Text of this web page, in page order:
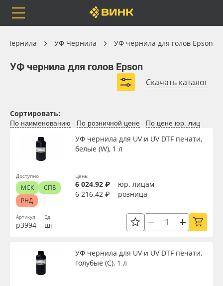
Orafol
Бренды
Доставка
Оплата
Сервис
Инструкции
Рулонные материалы
Самоклеящиеся плёнки
Листовые материалы
Чернила
Клей, скотчи и крепёж
Мобильные конструкции и POS-материалы
Чернила УФ Чернила УФ чернила для голов Epson
УФ чернила для голов Epson
Скачать каталог
УФ Чернила
УФ чернила для голов Epson
Цвет
Тип печати
Упаковка
Сортировать:
По наименованию По розничной цене По цене юр. лиц
Артикул
р3994
УФ чернила для UV и UV DTF печати,
белые (W), 1 л
Ед.
шт
Цены
6 024.92 ₽
юр. лицам
6 216.42 ₽
розница
Доступно
МСК
СПБ
РНД
УФ чернила для UV и UV DTF печати,
голубые (C), 1 л